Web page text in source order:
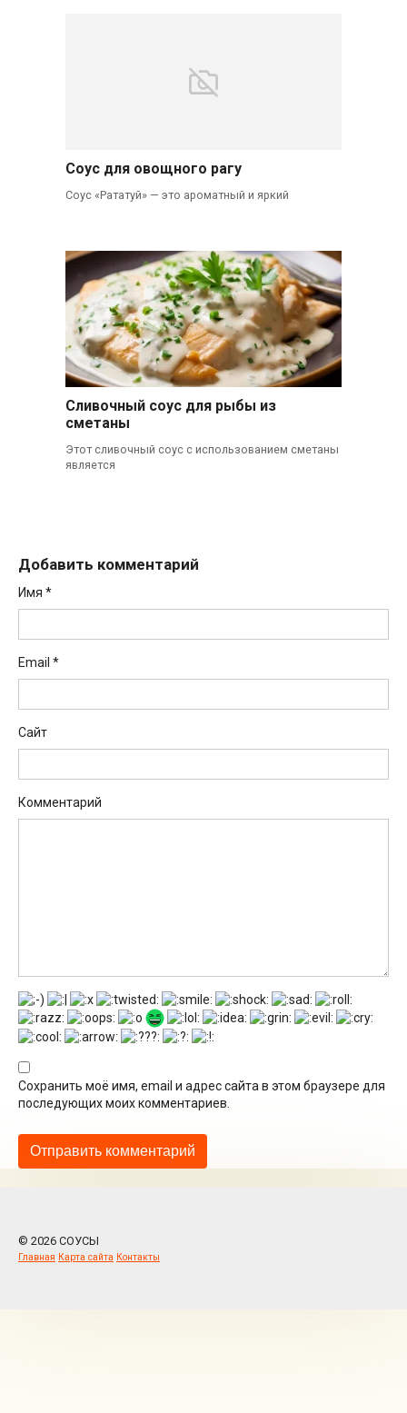
Соус для овощного рагу
Соус «Рататуй» — это ароматный и яркий
Сливочный соус для рыбы из
сметаны
Этот сливочный соус с использованием сметаны
является
Добавить комментарий
Имя *
Email *
Сайт
Комментарий
Сохранить моё имя, email и адрес сайта в этом браузере для
последующих моих комментариев.
© 2026 СОУСЫ
Главная Карта сайта Контакты